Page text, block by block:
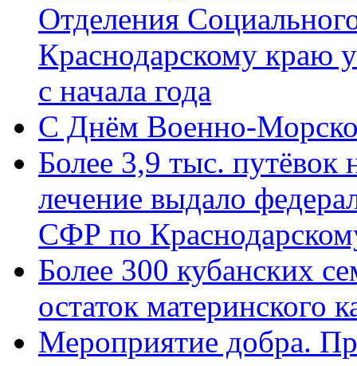
Отделения
Краснодарскому краю
с начала года
C Днём Военно-
Более 3,9 тыс. путёвок
лечение выдало
СФР по
Более 300 кубанских
остаток материнского
Мероприятие добра.